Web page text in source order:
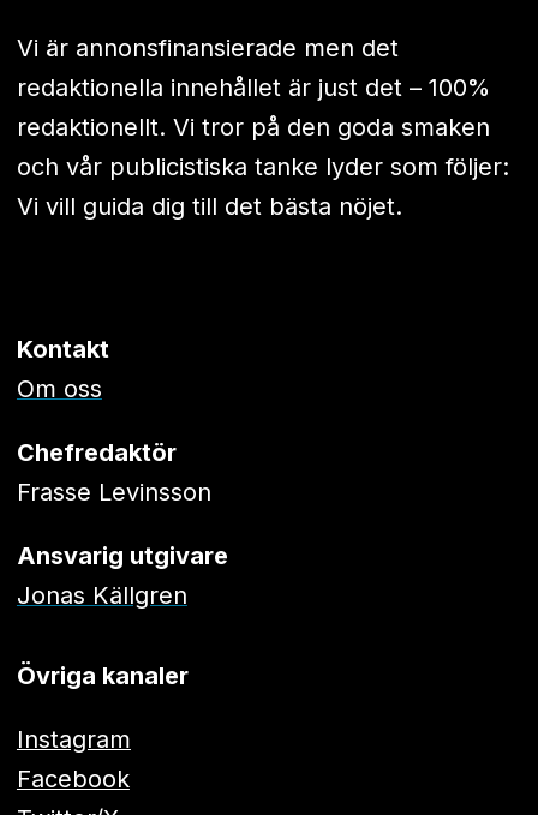
Vi är annonsfinansierade men det
redaktionella innehållet är just det – 100%
redaktionellt. Vi tror på den goda smaken
och vår publicistiska tanke lyder som följer:
Vi vill guida dig till det bästa nöjet.
Kontakt
Om oss
Chefredaktör
Frasse Levinsson
Ansvarig utgivare
Jonas Källgren
Övriga kanaler
Instagram
Facebook